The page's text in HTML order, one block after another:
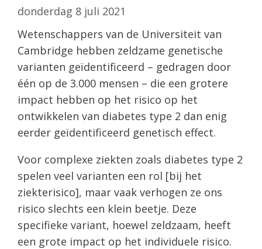
donderdag 8 juli 2021
Wetenschappers van de Universiteit van
Cambridge hebben zeldzame genetische
varianten geïdentificeerd – gedragen door
één op de 3.000 mensen – die een grotere
impact hebben op het risico op het
ontwikkelen van diabetes type 2 dan enig
eerder geïdentificeerd genetisch effect.
Voor complexe ziekten zoals diabetes type 2
spelen veel varianten een rol [bij het
ziekterisico], maar vaak verhogen ze ons
risico slechts een klein beetje. Deze
specifieke variant, hoewel zeldzaam, heeft
een grote impact op het individuele risico.